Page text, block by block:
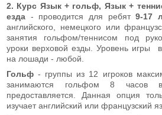
2. Курс Язык + гольф, Язык +
езда - проводится для ребят9-17
английского, немецкого или
занятия гольфом/теннисом под
уроки верховой езды. Уровень игры
на лошади - любой.
Гольф - группы из 12 игроков
занимаются гольфом 8 часов
предоставляется. Данная опция
изучает английский или французский